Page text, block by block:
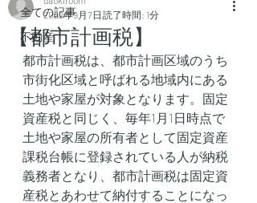
全ての記事
不動産
【都市計画税】
2022年9月7日 読了時間: 1分
都市計画税は、都市計画区域のうち
市街化区域と呼ばれる地域内にある
土地や家屋が対象となります。固定
資産税と同じく、毎年1月1日時点で
土地や家屋の所有者として固定資産
課税台帳に登録されている人が納税
義務者となり、都市計画税は固定資
産税とあわせて納付することになっ